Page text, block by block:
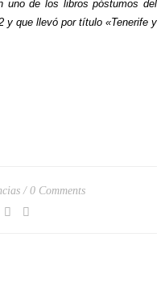
uno de los libros póstumos del
y que llevó por título «Tenerife y
0 Comments